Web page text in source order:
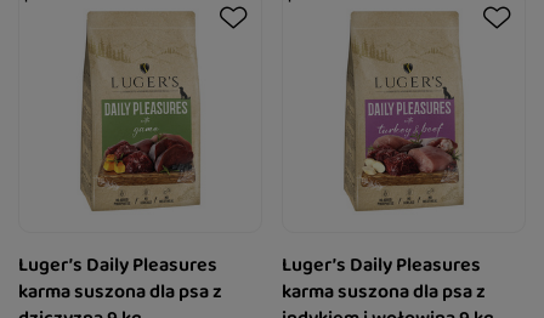
Luger’s Daily Pleasures
karma suszona dla psa z
Luger’s Daily Pleasures
karma suszona dla psa z